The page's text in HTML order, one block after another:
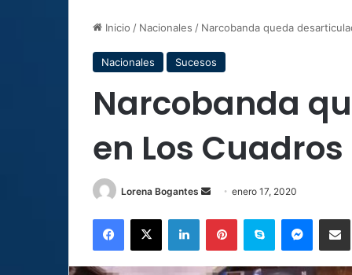
Inicio / Nacionales / Narcobanda queda
Nacionales Sucesos
Narcobanda
en Los Cuadros
Lorena Bogantes
Send
email
enero 17, 2020
Facebook
X LinkedInPinterestSkype